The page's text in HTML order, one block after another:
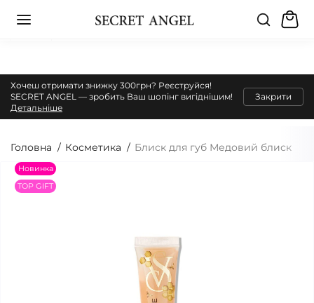
Хочеш отримати знижку 300грн? Реєструйся!
SECRET ANGEL — зробить Ваш шопінг вигіднішим!
Детальніше
Закрити
Головна Косметика Блиск для губ Медовий блиск
Новинка
TOP GIFT